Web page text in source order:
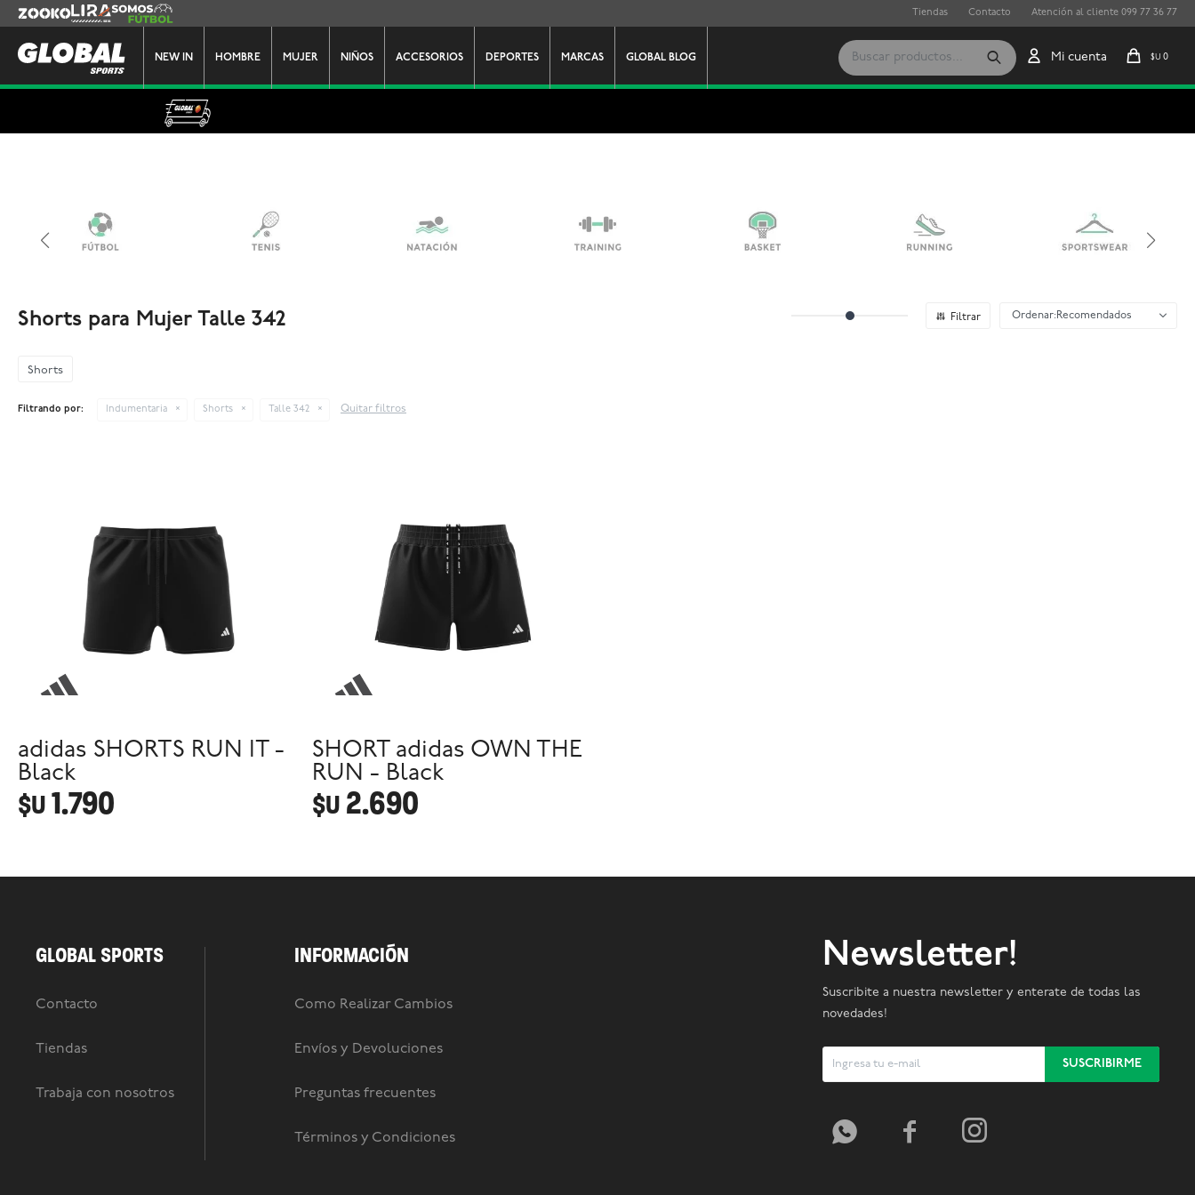
NEW IN HOMBRE MUJER NIÑOS ACCESORIOS DEPORTES MARCAS GLOBAL BLOG $U 0
Zooko Lira Somos Futbol Tiendas Contacto Atención al cliente 099 77 36 77
Shorts para Mujer Talle 342 Recomendados
Shorts
Filtrando por: Indumentaria Shorts Talle 342 Quitar filtros
adidas SHORTS RUN IT -
Black
$U1.790
SHORT adidas OWN THE
RUN - Black
$U 2.690
GLOBAL SPORTS
Contacto
Tiendas
Trabaja con nosotros
INFORMACIÓN
Como Realizar Cambios
Envíos y Devoluciones
Preguntas frecuentes
Términos y Condiciones
Newsletter!
Suscribite a nuestra newsletter y enterate de todas las
novedades!
SUSCRIBIRME
  